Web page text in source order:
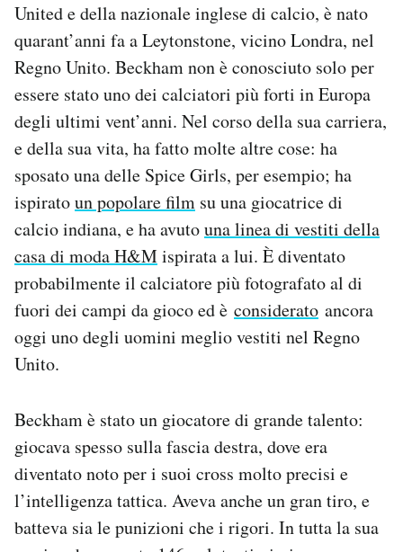
SHOP
CALENDARIO
AREA PERSONALE
Area Personale
Notifiche mobile
Regala il Post
Hai bisogno di aiuto?
Esci
United e della nazionale inglese di calcio, è nato
quarant’anni fa a Leytonstone, vicino Londra, nel
Regno Unito. Beckham non è conosciuto solo per
essere stato uno dei calciatori più forti in Europa
degli ultimi vent’anni. Nel corso della sua carriera,
e della sua vita, ha fatto molte altre cose: ha
sposato una delle Spice Girls, per esempio; ha
ispiratoun popolare film su una giocatrice di
calcio indiana, e ha avutouna linea di vestiti della
casa di moda H&Mispirata a lui. È diventato
probabilmente il calciatore più fotografato al di
fuori dei campi da gioco ed è considerato ancora
oggi uno degli uomini meglio vestiti nel Regno
Unito.
Beckham è stato un giocatore di grande talento:
giocava spesso sulla fascia destra, dove era
diventato noto per i suoi cross molto precisi e
l’intelligenza tattica. Aveva anche un gran tiro, e
batteva sia le punizioni che i rigori. In tutta la sua